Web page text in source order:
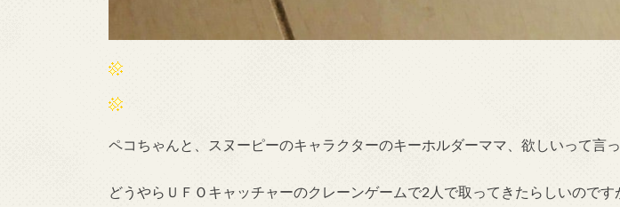
ペコちゃんと、スヌーピーのキャラクターのキーホルダーママ、欲しいって言っ
どうやらＵＦＯキャッチャーのクレーンゲームで2人で取ってきたらしいのです